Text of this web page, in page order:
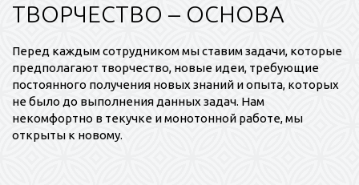
ТВОРЧЕСТВО – ОСНОВА
Перед каждым сотрудником мы ставим задачи, которые
предполагают творчество, новые идеи, требующие
постоянного получения новых знаний и опыта, которых
не было до выполнения данных задач. Нам
некомфортно в текучке и монотонной работе, мы
открыты к новому.